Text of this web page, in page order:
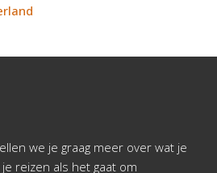
we je graag meer over wat je
reizen als het gaat om